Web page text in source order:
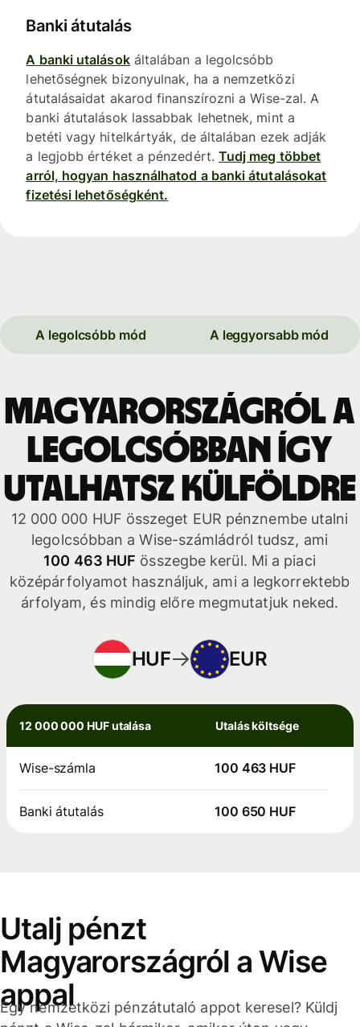
Banki átutalás
A banki utalásokáltalában a legolcsóbb
lehetőségnek bizonyulnak, ha a nemzetközi
átutalásaidat akarod finanszírozni a Wise-zal. A
banki átutalások lassabbak lehetnek, mint a
betéti vagy hitelkártyák, de általában ezek adják
a legjobb értéket a pénzedért. Tudj meg többet
arról, hogyan használhatod a banki átutalásokat
fizetési lehetőségként.
A legolcsóbb mód A leggyorsabb mód
Magyarországról a
legolcsóbban így
utalhatsz külföldre
12 000 000 HUF összeget EUR pénznembe utalni
legolcsóbban a Wise-számládról tudsz, ami
100 463 HUF összegbe kerül. Mi a piaci
középárfolyamot használjuk, ami a legkorrektebb
árfolyam, és mindig előre megmutatjuk neked.
HUF EUR
12 000 000 HUF utalása Utalás költsége
Wise-számla 100 463 HUF
Banki átutalás 100 650 HUF
Utalj pénzt
Magyarországról a Wise
appal
Egy nemzetközi pénzátutaló appot keresel? Küldj